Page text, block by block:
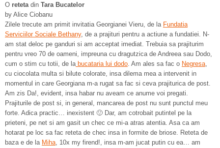
O retetadin Tara Bucatelor
by Alice Ciobanu
Zilele trecute am primit invitatia Georgianei Vieru, de la Fundatia
Serviciilor Sociale Bethany, de a prajituri pentru a actiune a fundatiei. N-
am stat deloc pe ganduri si am acceptat imediat. Trebuia sa prajiturim
pentru vreo 70 de oameni, impreuna cu dragutzica de Andreea sau Dodo,
cum o stim cu totii, de labucataria lui dodo. Am ales sa fac o Negresa,
cu ciocolata multa si bilute colorate, insa dilema mea a intervenit in
momentul in care Georgiana m-a rugat sa fac si ceva prajiturica de post.
Am zis Da!, evident, insa habar nu aveam ce anume voi pregati.
Prajiturile de post si, in general, mancarea de post nu sunt punctul meu
forte. Adica practic… inexistent 🙂 Dar, am cotrobait putintel pe la
prieteni, pe net si am gasit un chec ce mi-a atras atentia. Asa ca am
hotarat pe loc sa fac reteta de chec insa in formite de briose. Reteta de
baza e de la Miha, 10x my firend!, insa m-am jucat putin cu ea… am